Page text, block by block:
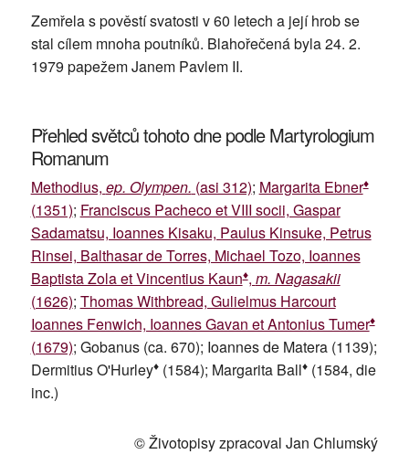
Zemřela s pověstí svatosti v 60 letech a její hrob se
stal cílem mnoha poutníků. Blahořečená byla 24. 2.
1979 papežem Janem Pavlem II.
Přehled světců tohoto dne podle Martyrologium
Romanum
Methodius, ep. Olympen. (asi 312); Margarita Ebner♦
(1351); Franciscus Pacheco et VIII socii, Gaspar
Sadamatsu, Ioannes Kisaku, Paulus Kinsuke, Petrus
Rinsei, Balthasar de Torres, Michael Tozo, Ioannes
Baptista Zola et Vincentius Kaun♦, m. Nagasakii
(1626); Thomas Withbread, Gulielmus Harcourt
Ioannes Fenwich, Ioannes Gavan et Antonius Tumer♦
(1679); Gobanus (ca. 670); Ioannes de Matera (1139);
Dermitius O'Hurley♦(1584); Margarita Ball♦(1584, die
inc.)
© Životopisy zpracoval Jan Chlumský